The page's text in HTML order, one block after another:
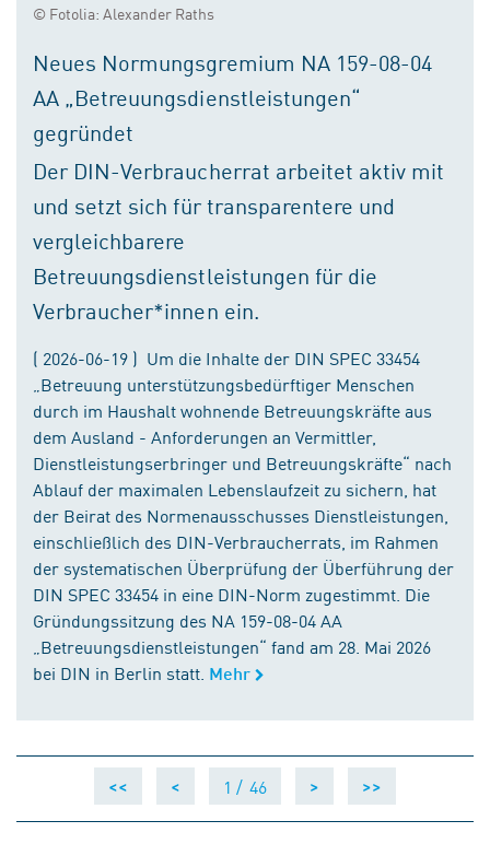
© Fotolia: Alexander Raths
Neues Normungsgremium NA 159-08-04
AA „Betreuungsdienstleistungen“
gegründet
Der DIN-Verbraucherrat arbeitet aktiv mit
und setzt sich für transparentere und
vergleichbarere
Betreuungsdienstleistungen für die
Verbraucher*innen ein.
( 2026-06-19 ) Um die Inhalte der DIN SPEC 33454
„Betreuung unterstützungsbedürftiger Menschen
durch im Haushalt wohnende Betreuungskräfte aus
dem Ausland - Anforderungen an Vermittler,
Dienstleistungserbringer und Betreuungskräfte“ nach
Ablauf der maximalen Lebenslaufzeit zu sichern, hat
der Beirat des Normenausschusses Dienstleistungen,
einschließlich des DIN-Verbraucherrats, im Rahmen
der systematischen Überprüfung der Überführung der
DIN SPEC 33454 in eine DIN-Norm zugestimmt. Die
Gründungssitzung des NA 159-08-04 AA
„Betreuungsdienstleistungen“ fand am 28. Mai 2026
bei DIN in Berlin statt. Mehr
<< < 1 / 46 > >>